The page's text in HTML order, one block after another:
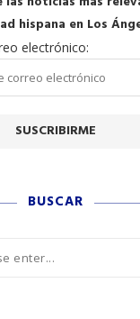
hispana en Los
electrónico:
BUSCAR